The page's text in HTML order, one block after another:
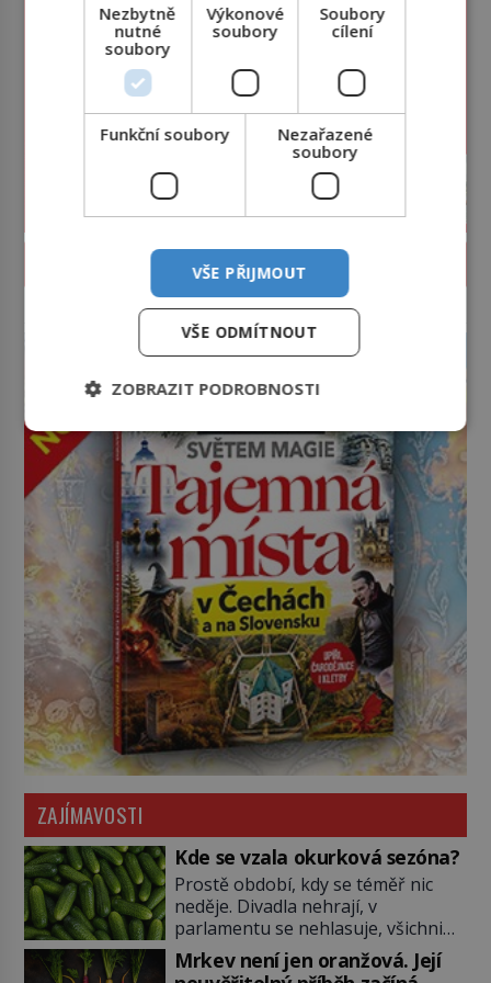
PROLISTOVAT ČASOPIS
reklama
ZAJÍMAVOSTI
Kde se vzala okurková sezóna?
Prostě období, kdy se téměř nic
neděje. Divadla nehrají, v
parlamentu se nehlasuje, všichni
jsou na dovolené a média tak
nemají o čem mluvit a psát. A
Mrkev není jen oranžová. Její
Nezbytně
nutné
soubory
Výkonové
soubory
Soubory
cílení
Funkční soubory
Nezařazené
soubory
VŠE PŘIJMOUT
VŠE ODMÍTNOUT
ZOBRAZIT PODROBNOSTI